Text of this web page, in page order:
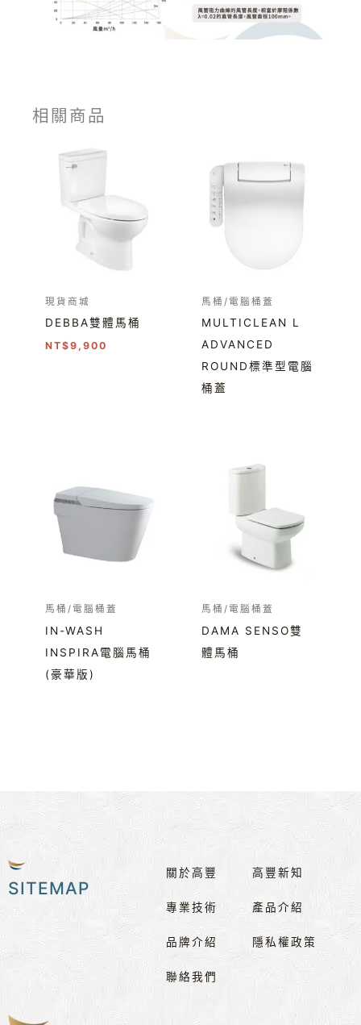
相關商品
現貨商城
DEBBA雙體馬桶
NT$9,900
馬桶/電腦桶蓋
MULTICLEAN L
ADVANCED
ROUND標準型電腦
桶蓋
馬桶/電腦桶蓋
IN-WASH
INSPIRA電腦馬桶
(豪華版)
馬桶/電腦桶蓋
DAMA SENSO雙
體馬桶
SITEMAP
關於高豐
專業技術
品牌介紹
聯絡我們
高豐新知
產品介紹
隱私權政策